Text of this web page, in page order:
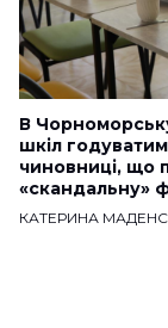
В
шкіл
чиновниці, що
«скандальну»
КАТЕРИНА МАДЕНС